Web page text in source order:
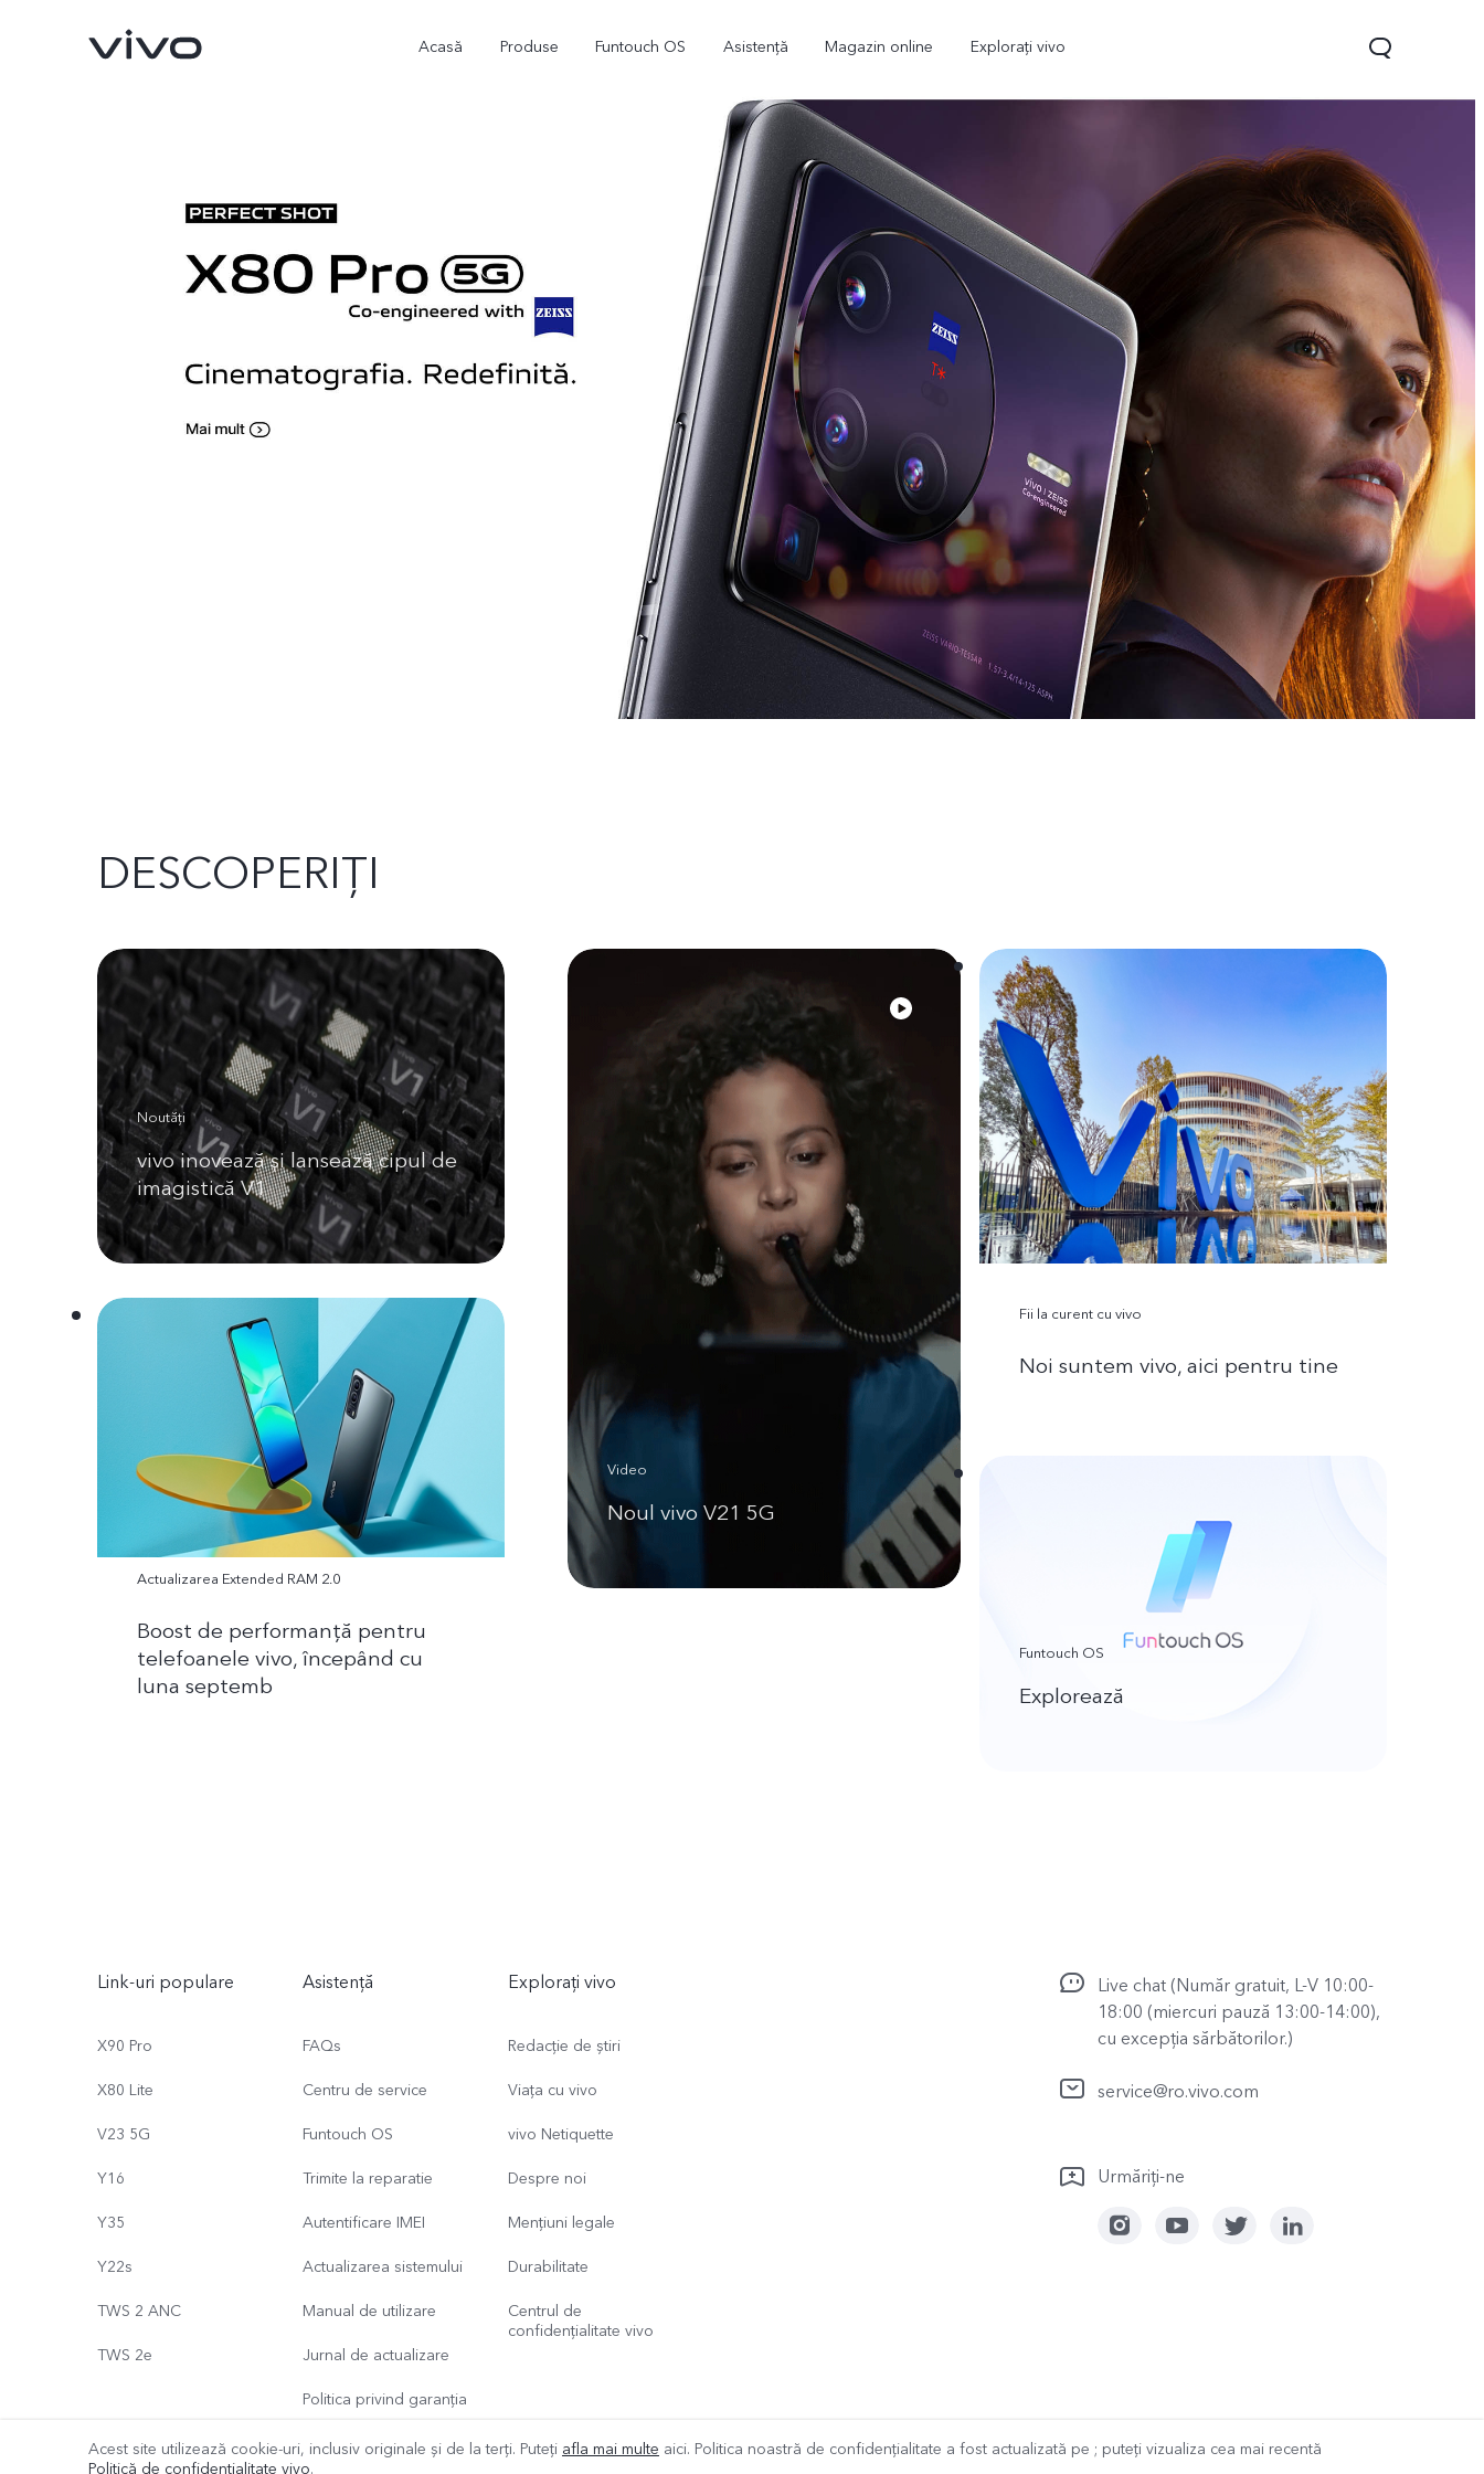
Acasă Produse Funtouch OS Asistență Magazin online Explorați vivo
X90 Pro nou X80 Lite nou Y16 Y35
DESCOPERIȚI
Noutăți
vivo inovează și lansează cipul de
imagistică V1
Video
Noul vivo V21 5G
Fii la curent cu vivo
Noi suntem vivo, aici pentru tine
Actualizarea Extended RAM 2.0
Boost de performanţă pentru
telefoanele vivo, începând cu
luna septemb
Funtouch OS
Explorează
Link-uri populare
X90 Pro
X80 Lite
V23 5G
Y16
Y35
Y22s
TWS 2 ANC
TWS 2e
Asistență
FAQs
Centru de service
Funtouch OS
Trimite la reparatie
Autentificare IMEI
Actualizarea sistemului
Manual de utilizare
Jurnal de actualizare
Politica privind garanția
Explorați vivo
Redacție de știri
Viața cu vivo
vivo Netiquette
Despre noi
Mențiuni legale
Durabilitate
Centrul de
confidențialitate vivo
Live chat (Număr gratuit, L-V 10:00-
18:00 (miercuri pauză 13:00-14:00),
cu excepția sărbătorilor.)
service@ro.vivo.com
Urmăriți-ne
Acest site utilizează cookie-uri, inclusiv originale și de la terți. Puteți afla mai multe aici. Politica noastră de confidențialitate a fost actualizată pe ; puteți vizualiza cea mai recentă
Politică de confidențialitate vivo.